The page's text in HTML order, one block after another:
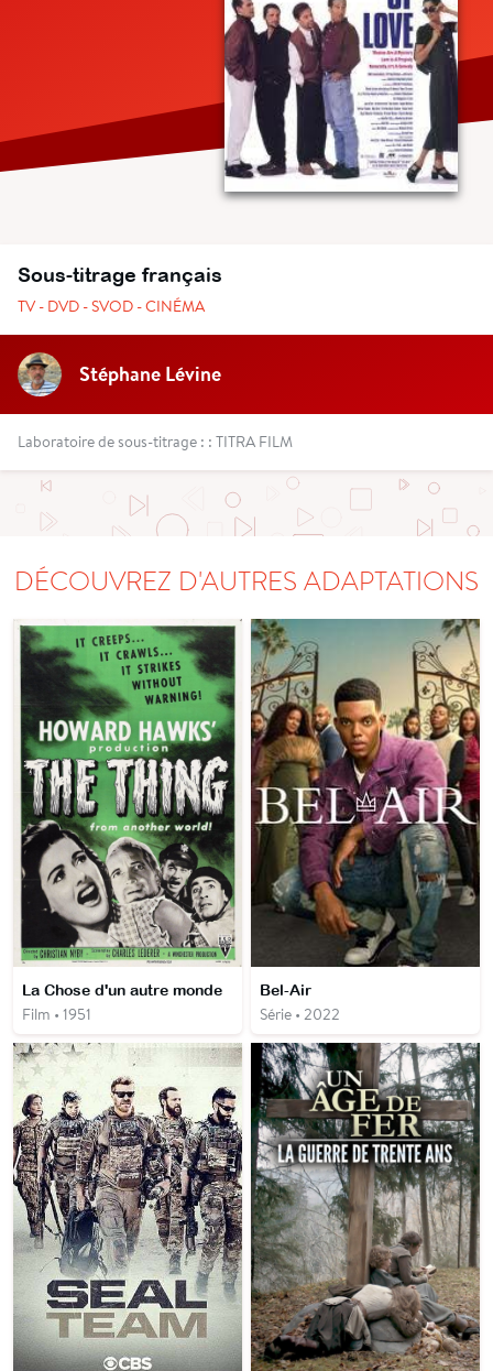
Sous-titrage français
TV - DVD - SVOD - CINÉMA
Stéphane Lévine
Laboratoire de sous-titrage : : TITRA FILM
DÉCOUVREZ D'AUTRES ADAPTATIONS
La Chose d'un autre monde
Film • 1951
Bel-Air
Série • 2022